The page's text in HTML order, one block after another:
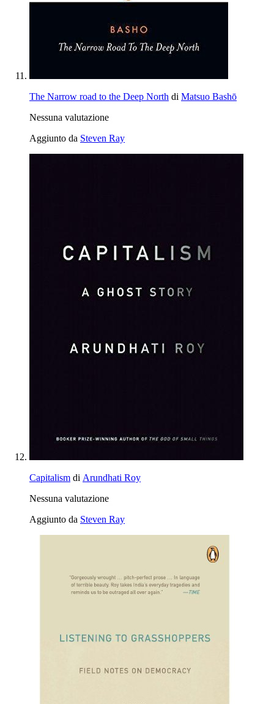
The Narrow road to the Deep North di Matsuo Bashō
Nessuna valutazione
Aggiunto da Steven Ray
Capitalism di Arundhati Roy
Nessuna valutazione
Aggiunto da Steven Ray